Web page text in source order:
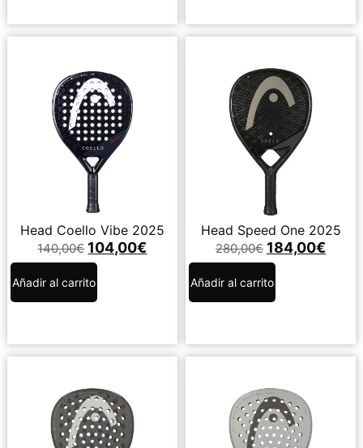
Head Coello Vibe 2025
140,00€ 104,00€
Añadir al carrito
Head Speed One 2025
280,00€ 184,00€
Añadir al carrito